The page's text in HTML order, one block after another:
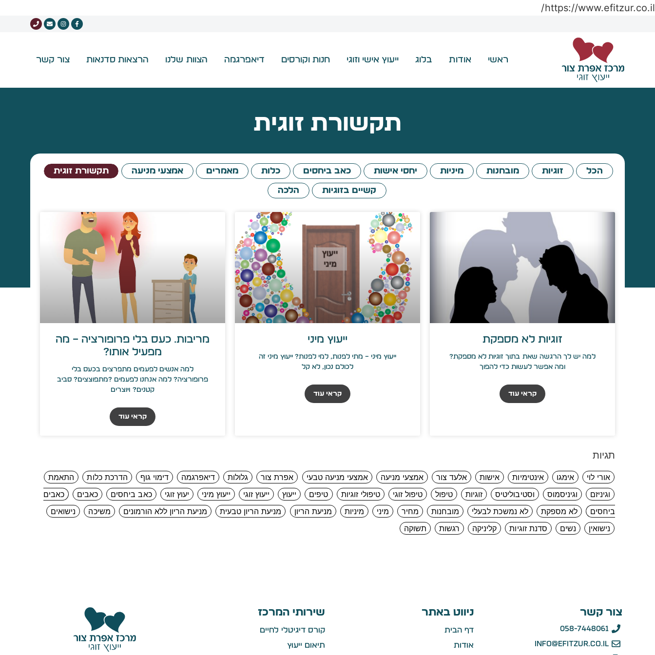
https://www.efitzur.co.il/
ראשי אודות בלוג ייעוץ אישי וזוגי חנות וקורסים דיאפרגמה הצוות שלנו הרצאות סדנאות צור קשר
תקשורת זוגית
הכל זוגיות מובחנות מיניות יחסי אישות כאב ביחסים כלות מאמרים אמצעי מניעה תקשורת זוגית
קשיים בזוגיות הלכה
זוגיות לא מספקת
למה יש לך הרגשה שאת בתוך זוגיות לא מספקת?
ומה אפשר לעשות כדי להפוך
קראי עוד
ייעוץ מיני
ייעוץ מיני – מתי לפנות, למי לפנות? ייעוץ מיני זה
לכולם נכון, לא קל
קראי עוד
מריבות. כעס בלי פרופורציה – מה
מפעיל אותו?
למה אנשים לפעמים מתפרצים בכעס בלי
פרופורציה? למה אנחנו לפעמים ?מתפוצצים? סביב
קטנים? ויוצרים
קראי עוד
תגיות
אורי לוי אימגו אינטימיות אישות אלעד צור אמצעי מניעה אמצעי מניעה טבעי אפרת צור גלולות דיאפרגמה דימוי גוף הדרכת כלות
התאמת
וגיניזם
וגיניסמוס וסטיבוליטיס זוגיות טיפול טיפול זוגי טיפולי זוגיות טיפים ייעוץ ייעוץ זוגי ייעוץ מיני יעוץ זוגי כאב ביחסים כאבים
כאבים
ביחסים
לא מספקת לא נמשכת לבעלי מובחנות מחיר מיני מיניות מניעת הריון מניעת הריון טבעית מניעת הריון ללא הורמונים משיכה
נישואים
נישואין
נשים סדנת זוגיות קליניקה רגשות תשוקה
צור קשר
058-7448061
info@efitzur.co.il
ניווט באתר
דף הבית
אודות
שירותי המרכז
קורס דיגיטלי לחיים
תיאום ייעוץ